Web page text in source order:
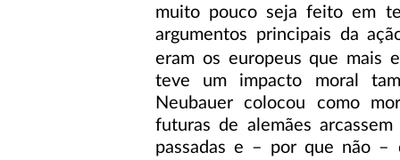
muito pouco seja feito em
argumentos principais da
eram os europeus que mais
teve um impacto moral
Neubauer colocou como
futuras de alemães
passadas e – por que não –